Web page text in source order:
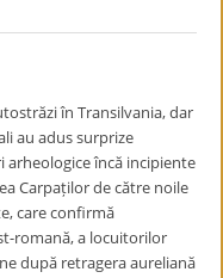
în Transilvania, dar
au adus surprize
arheologice încă incipiente
Carpaților de către noile
care confirmă
romană, a locuitorilor
după retragera aureliană